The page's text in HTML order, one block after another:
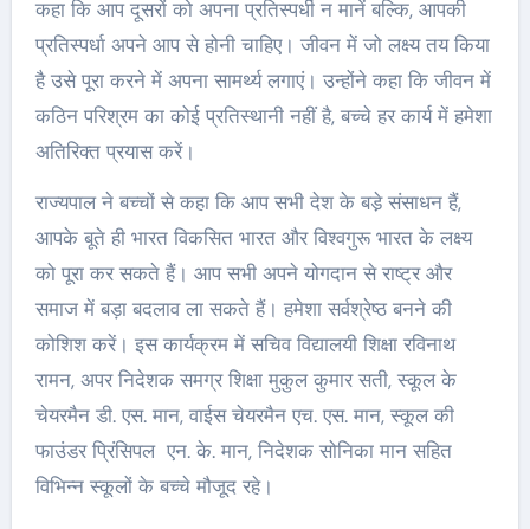
कहा कि आप दूसरों को अपना प्रतिस्पर्धी न मानें बल्कि, आपकी
प्रतिस्पर्धा अपने आप से होनी चाहिए। जीवन में जो लक्ष्य तय किया
है उसे पूरा करने में अपना सामर्थ्य लगाएं। उन्होंने कहा कि जीवन में
कठिन परिश्रम का कोई प्रतिस्थानी नहीं है, बच्चे हर कार्य में हमेशा
अतिरिक्त प्रयास करें।
राज्यपाल ने बच्चों से कहा कि आप सभी देश के बडे़ संसाधन हैं,
आपके बूते ही भारत विकसित भारत और विश्वगुरू भारत के लक्ष्य
को पूरा कर सकते हैं। आप सभी अपने योगदान से राष्ट्र और
समाज में बड़ा बदलाव ला सकते हैं। हमेशा सर्वश्रेष्ठ बनने की
कोशिश करें। इस कार्यक्रम में सचिव विद्यालयी शिक्षा रविनाथ
रामन, अपर निदेशक समग्र शिक्षा मुकुल कुमार सती, स्कूल के
चेयरमैन डी. एस. मान, वाईस चेयरमैन एच. एस. मान, स्कूल की
फाउंडर प्रिंसिपल एन. के. मान, निदेशक सोनिका मान सहित
विभिन्न स्कूलों के बच्चे मौजूद रहे।